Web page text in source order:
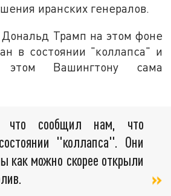
иранских генералов.
Трамп на этом фоне
в состоянии "коллапса" и
Вашингтону сама
что сообщил нам, что
"коллапса". Они
как можно скорее открыли